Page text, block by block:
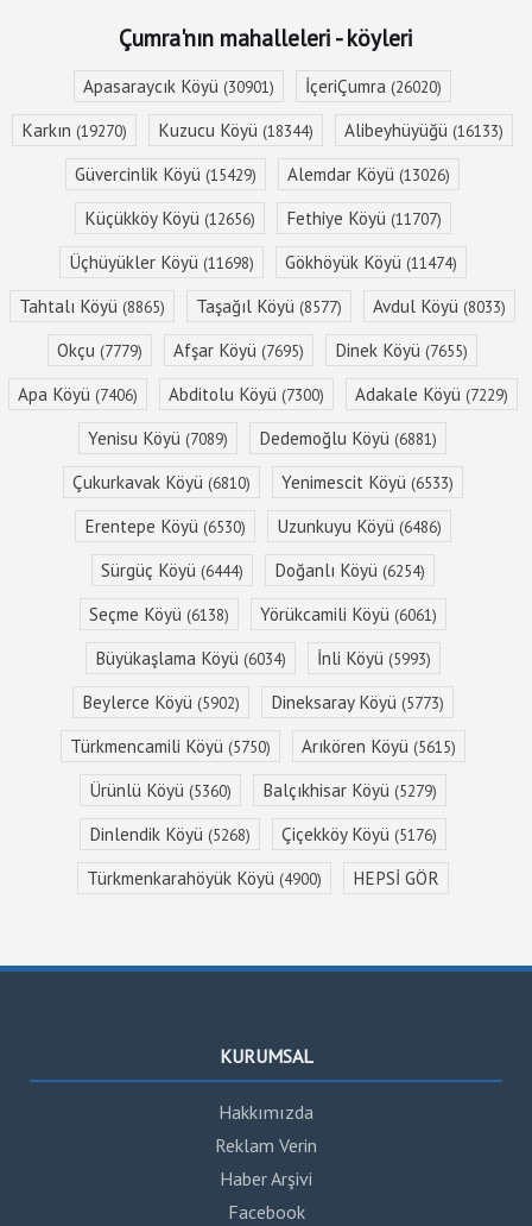
Çumra'nın mahalleleri - köyleri
Apasaraycık Köyü (30901) İçeriÇumra (26020)
Karkın (19270) Kuzucu Köyü (18344) Alibeyhüyüğü (16133)
Güvercinlik Köyü (15429) Alemdar Köyü (13026)
Küçükköy Köyü (12656) Fethiye Köyü (11707)
Üçhüyükler Köyü (11698) Gökhöyük Köyü (11474)
Tahtalı Köyü (8865) Taşağıl Köyü (8577) Avdul Köyü (8033)
Okçu (7779) Afşar Köyü (7695) Dinek Köyü (7655)
Apa Köyü (7406) Abditolu Köyü (7300) Adakale Köyü (7229)
Yenisu Köyü (7089) Dedemoğlu Köyü (6881)
Çukurkavak Köyü (6810) Yenimescit Köyü (6533)
Erentepe Köyü (6530) Uzunkuyu Köyü (6486)
Sürgüç Köyü (6444) Doğanlı Köyü (6254)
Seçme Köyü (6138) Yörükcamili Köyü (6061)
Büyükaşlama Köyü (6034) İnli Köyü (5993)
Beylerce Köyü (5902) Dineksaray Köyü (5773)
Türkmencamili Köyü (5750) Arıkören Köyü (5615)
Ürünlü Köyü (5360) Balçıkhisar Köyü (5279)
Dinlendik Köyü (5268) Çiçekköy Köyü (5176)
Türkmenkarahöyük Köyü (4900) HEPSİ GÖR
KURUMSAL
Hakkımızda
Reklam Verin
Haber Arşivi
Facebook